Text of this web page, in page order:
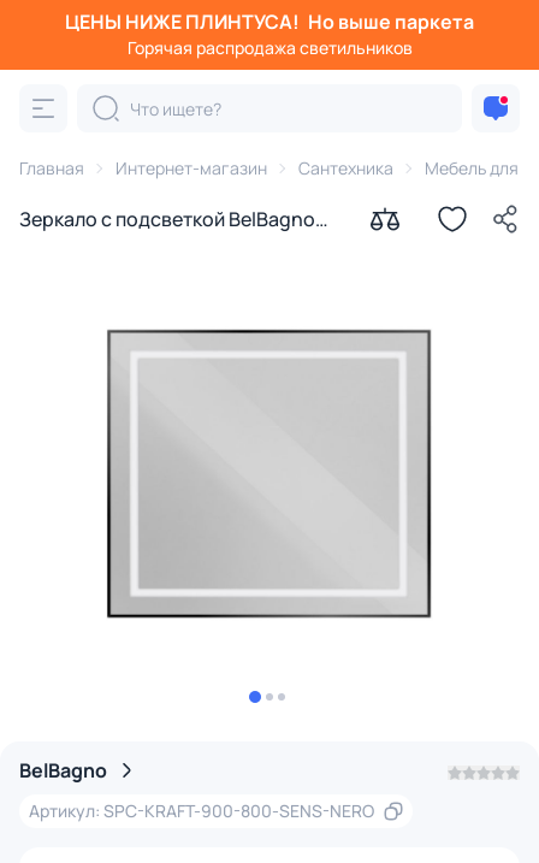
ЦЕНЫ НИЖЕ ПЛИНТУСА! Но выше паркета
Горячая распродажа светильников
Главная Интернет-магазин Сантехника Мебель для
Зеркало с подсветкой BelBagno
BelBagno
Артикул: SPC-KRAFT-900-800-SENS-NERO